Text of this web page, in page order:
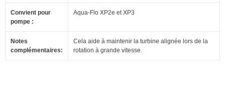
Convient pour
pompe :
Aqua-Flo XP2e et XP3
Notes
complémentaires:
Cela aide à maintenir la turbine alignée lors de la
rotation à grande vitesse.